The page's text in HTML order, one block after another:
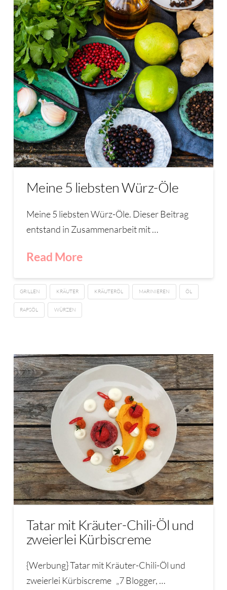
Meine 5 liebsten Würz-Öle
Meine 5 liebsten Würz-Öle. Dieser Beitrag
entstand in Zusammenarbeit mit …
Read More
GRILLEN KRÄUTER KRÄUTERÖL MARINIEREN ÖL
RAPSÖL WÜRZEN
Tatar mit Kräuter-Chili-Öl und
zweierlei Kürbiscreme
{Werbung} Tatar mit Kräuter-Chili-Öl und
zweierlei Kürbiscreme „7 Blogger, …